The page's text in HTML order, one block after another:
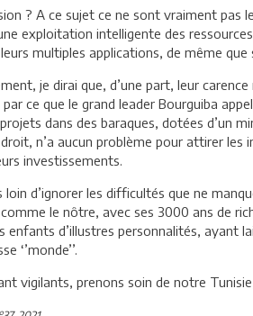
? A ce sujet ce ne sont vraiment
exploitation intelligente des
multiples applications, de même
je dirai que, d’une part, leur
ce que le grand leader Bourguiba
dans des baraques, dotées d’un
n’a aucun problème pour attirer les
investissements.
loin d’ignorer les difficultés que ne
comme le nôtre, avec ses 3000 ans de
enfants d’illustres personnalités, ayant
‘’monde’’.
vigilants, prenons soin de notre